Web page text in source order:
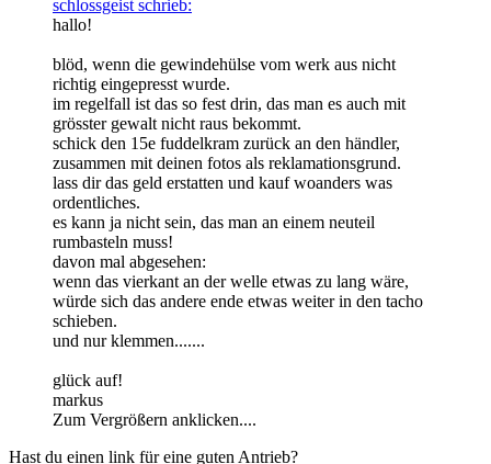
schlossgeist schrieb:
hallo!
blöd, wenn die gewindehülse vom werk aus nicht
richtig eingepresst wurde.
im regelfall ist das so fest drin, das man es auch mit
grösster gewalt nicht raus bekommt.
schick den 15e fuddelkram zurück an den händler,
zusammen mit deinen fotos als reklamationsgrund.
lass dir das geld erstatten und kauf woanders was
ordentliches.
es kann ja nicht sein, das man an einem neuteil
rumbasteln muss!
davon mal abgesehen:
wenn das vierkant an der welle etwas zu lang wäre,
würde sich das andere ende etwas weiter in den tacho
schieben.
und nur klemmen.......
glück auf!
markus
Zum Vergrößern anklicken....
Hast du einen link für eine guten Antrieb?